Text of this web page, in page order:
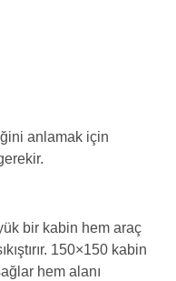
anlamak için
bir kabin hem araç
150×150 kabin
hem alanı